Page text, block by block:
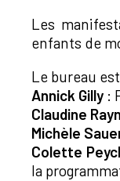
Les
enfants de
Le bureau
Annick Gilly :
Claudine
Michèle
Colette
la